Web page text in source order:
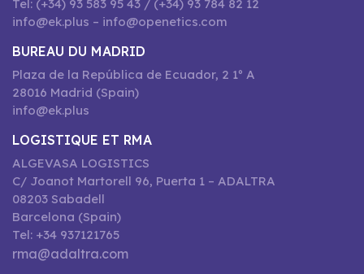
Tel: (+34) 93 583 95 43 / (+34) 93 784 82 12
info@ek.plus – info@openetics.com
BUREAU DU MADRID
Plaza de la República de Ecuador, 2 1º A
28016 Madrid (Spain)
info@ek.plus
LOGISTIQUE ET RMA
ALGEVASA LOGISTICS
C/ Joanot Martorell 96, Puerta 1 – ADALTRA
08203 Sabadell
Barcelona (Spain)
Tel: +34 937121765
rma@adaltra.com